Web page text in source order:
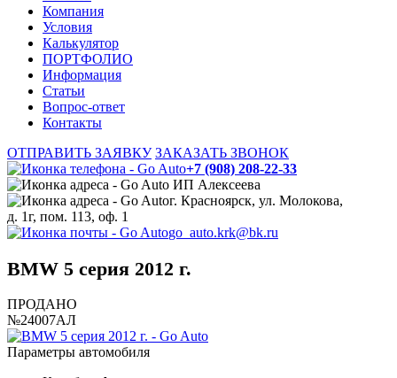
Компания
Условия
Калькулятор
ПОРТФОЛИО
Информация
Статьи
Вопрос-ответ
Контакты
ОТПРАВИТЬ ЗАЯВКУ ЗАКАЗАТЬ ЗВОНОК
+7 (908) 208-22-33
ИП Алексеева
г. Красноярск, ул. Молокова,
д. 1г, пом. 113, оф. 1
go_auto.krk@bk.ru
BMW 5 серия 2012 г.
ПРОДАНО
№24007АЛ
Параметры автомобиля